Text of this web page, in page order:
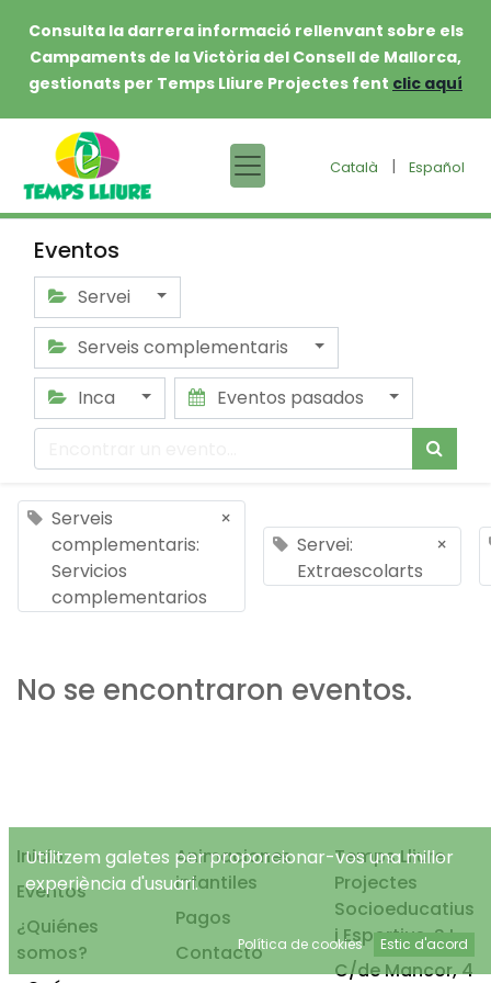
Consulta la darrera informació rellenvant sobre els
Campaments de la Victòria del Consell de Mallorca,
gestionats per Temps Lliure Projectes fent clic aquí
Català | Español
Eventos
Servei
Serveis complementaris
Inca
Eventos pasados
Serveis
complementaris:
Servicios
complementarios
×
Servei:
Extraescolarts
×
No se encontraron eventos.
Inicio
Eventos
¿Quiénes
somos?
Animaciones
infantiles
Pagos
Contacto
Temps Lliure
Projectes
Socioeducatius
i Esportius, S.L.
C/de Mancor, 4
Utilitzem galetes per proporcionar-vos una millor
experiència d'usuari.
Política de cookies Estic d'acord